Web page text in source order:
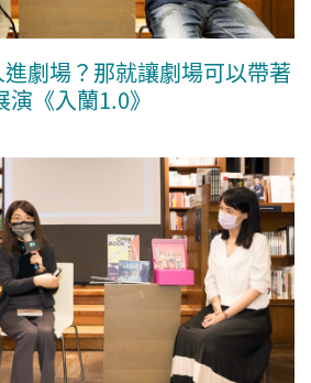
劇場？那就讓劇場可以帶著
《入蘭1.0》